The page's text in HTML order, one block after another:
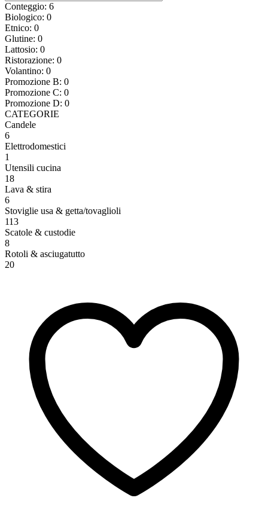
Conteggio: 6
Biologico: 0
Etnico: 0
Glutine: 0
Lattosio: 0
Ristorazione: 0
Volantino: 0
Promozione B: 0
Promozione C: 0
Promozione D: 0
CATEGORIE
Candele
6
Elettrodomestici
1
Utensili cucina
18
Lava & stira
6
Stoviglie usa & getta/tovaglioli
113
Scatole & custodie
8
Rotoli & asciugatutto
20